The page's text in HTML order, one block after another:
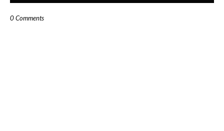
0 Comments